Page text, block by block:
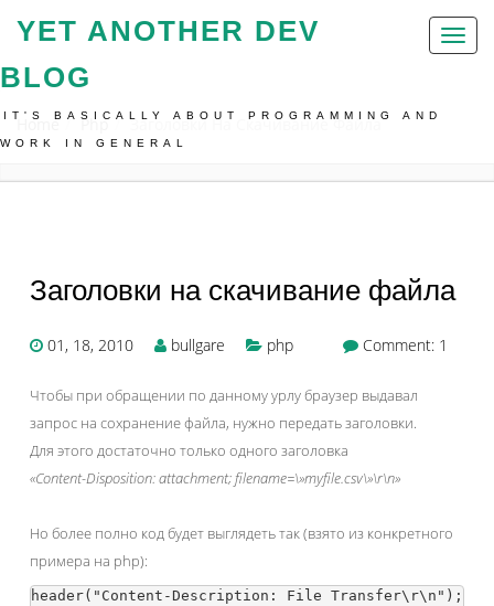
Toggle
YET ANOTHER DEV
BLOG
IT'S BASICALLY ABOUT PROGRAMMING AND
WORK IN GENERAL
Home Php Заголовки На Скачивание Файла
Заголовки на скачивание файла
01, 18, 2010 bullgare php Comment: 1
Чтобы при обращении по данному урлу браузер выдавал
запрос на сохранение файла, нужно передать заголовки.
Для этого достаточно только одного заголовка
«Content-Disposition: attachment; filename=\»myfile.csv\»\r\n»
Но более полно код будет выглядеть так (взято из конкретного
примера на php):
header("Content-Description: File Transfer\r\n");